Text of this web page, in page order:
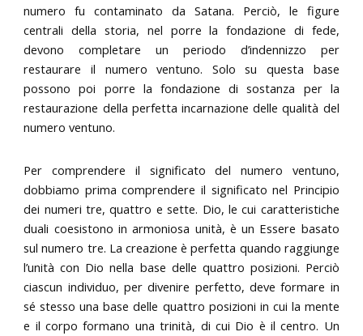
numero fu contaminato da Satana. Perciò, le figure
centrali della storia, nel porre la fondazione di fede,
devono completare un periodo d’indennizzo per
restaurare il numero ventuno. Solo su questa base
possono poi porre la fondazione di sostanza per la
restaurazione della perfetta incarnazione delle qualità del
numero ventuno.
Per comprendere il significato del numero ventuno,
dobbiamo prima comprendere il significato nel Principio
dei numeri tre, quattro e sette. Dio, le cui caratteristiche
duali coesistono in armoniosa unità, è un Essere basato
sul numero tre. La creazione è perfetta quando raggiunge
l’unità con Dio nella base delle quattro posizioni. Perciò
ciascun individuo, per divenire perfetto, deve formare in
sé stesso una base delle quattro posizioni in cui la mente
e il corpo formano una trinità, di cui Dio è il centro. Un